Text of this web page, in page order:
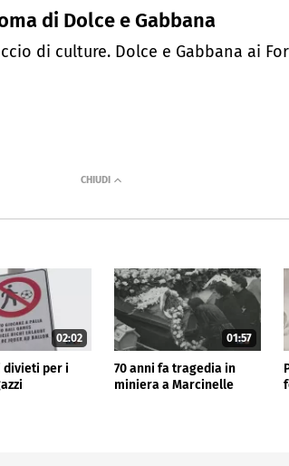
di Dolce e Gabbana
di culture. Dolce e Gabbana ai
02:02
divieti per i
01:57
70 anni fa tragedia in
miniera a Marcinelle